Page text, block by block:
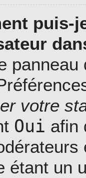
puis-
panneau
votre
Oui afin
étant un